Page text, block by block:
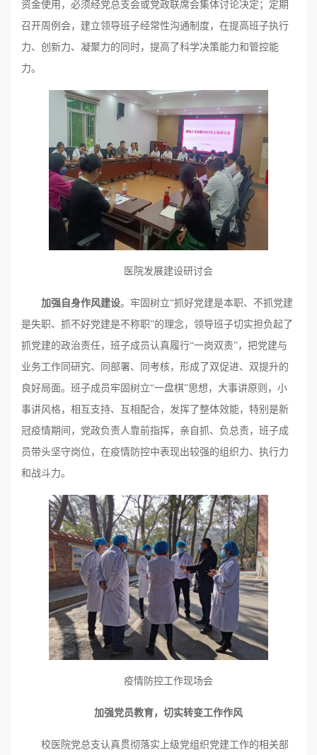
资金使用，必须经党总支会或党政联席会集体讨论决定；定期
召开周例会，建立领导班子经常性沟通制度，在提高班子执行
力、创新力、凝聚力的同时，提高了科学决策能力和管控能
力。
医院发展建设研讨会
加强自身作风建设。牢固树立“抓好党建是本职、不抓党建
是失职、抓不好党建是不称职”的理念，领导班子切实担负起了
抓党建的政治责任，班子成员认真履行“一岗双责”，把党建与
业务工作同研究、同部署、同考核，形成了双促进、双提升的
良好局面。班子成员牢固树立“一盘棋”思想，大事讲原则，小
事讲风格，相互支持、互相配合，发挥了整体效能，特别是新
冠疫情期间，党政负责人靠前指挥，亲自抓、负总责，班子成
员带头坚守岗位，在疫情防控中表现出较强的组织力、执行力
和战斗力。
疫情防控工作现场会
加强党员教育，切实转变工作作风
校医院党总支认真贯彻落实上级党组织党建工作的相关部